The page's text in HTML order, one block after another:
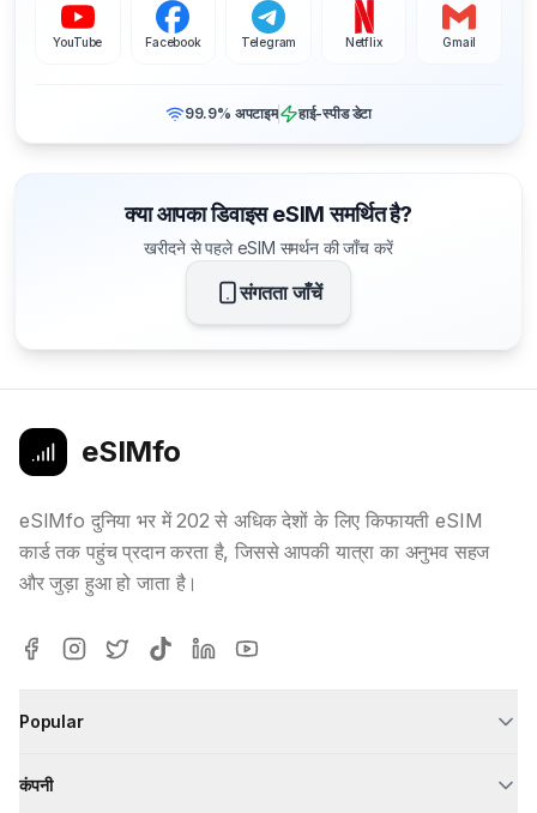
YouTube Facebook Telegram Netflix Gmail
99.9% अपटाइम हाई-स्पीड डेटा
क्या आपका डिवाइस eSIM समर्थित है?
खरीदने से पहले eSIM समर्थन की जाँच करें
संगतता जाँचें
eSIMfo
eSIMfo दुनिया भर में 202 से अधिक देशों के लिए किफायती eSIM
कार्ड तक पहुंच प्रदान करता है, जिससे आपकी यात्रा का अनुभव सहज
और जुड़ा हुआ हो जाता है।
Popular
कंपनी